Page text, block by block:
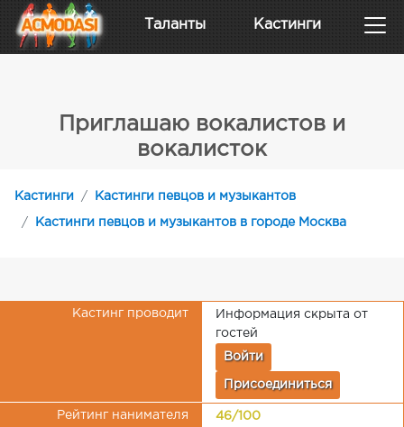
Таланты Кастинги
Приглашаю вокалистов и
вокалисток
Кастинги Кастинги певцов и музыкантов
Кастинги певцов и музыкантов в городе Москва
Кастинг проводит
Информация скрыта от
гостей
Войти
Присоединиться
Рейтинг нанимателя 46/100